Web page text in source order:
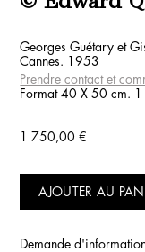
Georges Guétary et
Cannes. 1953
Prendre contact et
Format 40 X 50 cm.
1 750,00€
AJOUTER AU
Demande